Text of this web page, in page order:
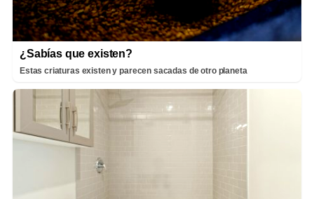
¿Sabías que existen?
Estas criaturas existen y parecen sacadas de otro planeta